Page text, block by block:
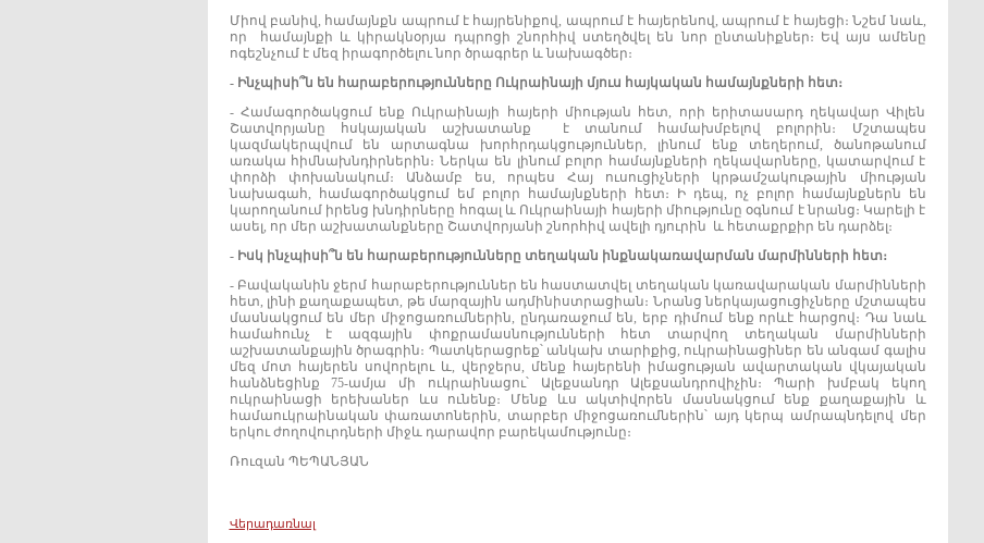
Միով բանիվ, համայնքն ապրում է հայրենիքով, ապրում է հայերենով, ապրում է հայեցի։ Նշեմ նաև,
որ համայնքի և կիրակնօրյա դպրոցի շնորհիվ ստեղծվել են նոր ընտանիքներ։ Եվ այս ամենը
ոգեշնչում է մեզ իրագործելու նոր ծրագրեր և նախագծեր։
- Ինչպիսի՞ն են հարաբերությունները Ուկրաինայի մյուս հայկական համայնքների հետ։
- Համագործակցում ենք Ուկրաինայի հայերի միության հետ, որի երիտասարդ ղեկավար Վիլեն
Շատվորյանը հսկայական աշխատանք է տանում համախմբելով բոլորին։ Մշտապես
կազմակերպվում են արտագնա խորհրդակցություններ, լինում ենք տեղերում, ծանոթանում
առակա հիմնախնդիրներին։ Ներկա են լինում բոլոր համայնքների ղեկավարները, կատարվում է
փորձի փոխանակում։ Անձամբ ես, որպես Հայ ուսուցիչների կրթամշակութային միության
նախագահ, համագործակցում եմ բոլոր համայնքների հետ։ Ի դեպ, ոչ բոլոր համայնքներն են
կարողանում իրենց խնդիրները հոգալ և Ուկրաինայի հայերի միությունը օգնում է նրանց։ Կարելի է
ասել, որ մեր աշխատանքները Շատվորյանի շնորհիվ ավելի դյուրին և հետաքրքիր են դարձել։
- Իսկ ինչպիսի՞ն են հարաբերությունները տեղական ինքնակառավարման մարմինների հետ։
- Բավականին ջերմ հարաբերություններ են հաստատվել տեղական կառավարական մարմինների
հետ, լինի քաղաքապետ, թե մարզային ադմինիստրացիան։ Նրանց ներկայացուցիչները մշտապես
մասնակցում են մեր միջոցառումներին, ընդառաջում են, երբ դիմում ենք որևէ հարցով։ Դա նաև
համահունչ է ազգային փոքրամասնությունների հետ տարվող տեղական մարմինների
աշխատանքային ծրագրին։ Պատկերացրեք՝ անկախ տարիքից, ուկրաինացիներ են անգամ գալիս
մեզ մոտ հայերեն սովորելու և, վերջերս, մենք հայերենի իմացության ավարտական վկայական
հանձնեցինք 75-ամյա մի ուկրաինացու՝ Ալեքսանդր Ալեքսանդրովիչին։ Պարի խմբակ եկող
ուկրաինացի երեխաներ ևս ունենք։ Մենք ևս ակտիվորեն մասնակցում ենք քաղաքային և
համաուկրաինական փառատոներին, տարբեր միջոցառումներին՝ այդ կերպ ամրապնդելով մեր
երկու ժողովուրդների միջև դարավոր բարեկամությունը։
Ռուզան ՊԵՊԱՆՅԱՆ
Վերադառնալ